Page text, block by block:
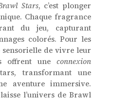
Stars, c’est plonger
Chaque fragrance
du jeu, capturant
colorés. Pour les
sensorielle de vivre leur
offrent uneconnexion
transformant une
aventure immersive.
l’univers de Brawl